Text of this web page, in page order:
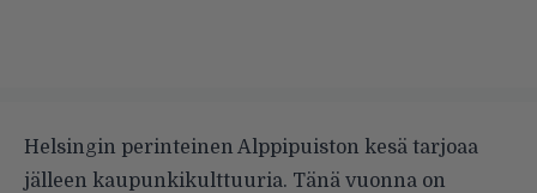
Helsingin perinteinen Alppipuiston kesä tarjoaa
jälleen kaupunkikulttuuria. Tänä vuonna on